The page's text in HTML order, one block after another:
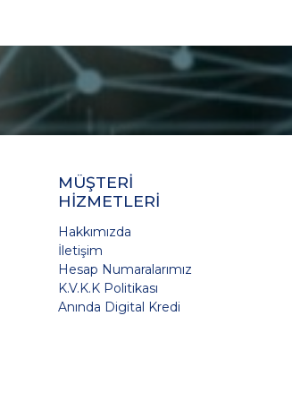
MÜŞTERİ
HİZMETLERİ
Hakkımızda
İletişim
Hesap Numaralarımız
K.V.K.K Politikası
Anında Digital Kredi